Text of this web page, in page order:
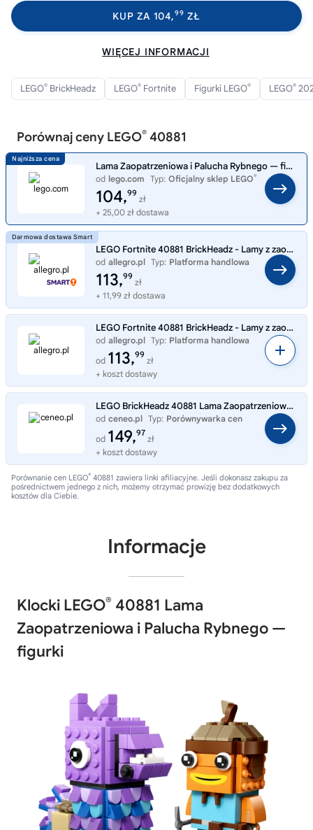
KUP ZA 104,99 ZŁ
WIĘCEJ INFORMACJI
LEGO® BrickHeadz LEGO® Fortnite Figurki LEGO® LEGO®
Porównaj ceny LEGO® 40881
Lama Zaopatrzeniowa i Palucha Rybnego — figurki 40881
od lego.com Typ: Oficjalny sklep LEGO®
104,99
zł
+ 25,00 zł dostawa
LEGO Fortnite 40881 BrickHeadz - Lamy z zaopatrzeniem i Rybi Kciuk
od allegro.pl Typ: Platforma handlowa
113,99
zł
+ 11,99 zł dostawa
LEGO Fortnite 40881 BrickHeadz - Lamy z zaopatrzeniem i Rybi Kciuk
od allegro.pl Typ: Platforma handlowa
od 113,99
zł
+ koszt dostawy
LEGO BrickHeadz 40881 Lama Zaopatrzeniowa i Palucha Rybnego — figurki
od ceneo.pl Typ: Porównywarka cen
od 149,97
zł
+ koszt dostawy
Porównanie cen LEGO® 40881 zawiera linki afiliacyjne. Jeśli dokonasz zakupu za
pośrednictwem jednego z nich, możemy otrzymać prowizję bez dodatkowych
kosztów dla Ciebie.
Informacje
Klocki LEGO® 40881 Lama
Zaopatrzeniowa i Palucha Rybnego —
figurki